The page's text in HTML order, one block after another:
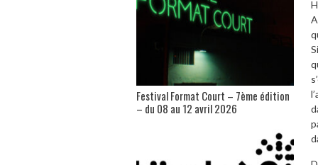
Festival Format Court – 7ème édition
– du 08 au 12 avril 2026